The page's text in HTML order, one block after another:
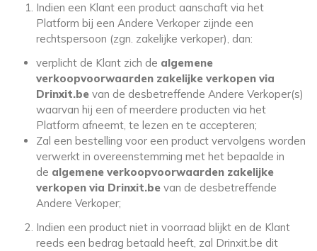
Indien een Klant een product aanschaft via het
Platform bij een Andere Verkoper zijnde een
rechtspersoon (zgn. zakelijke verkoper), dan:
verplicht de Klant zich de algemene
verkoopvoorwaarden zakelijke verkopen via
Drinxit.be van de desbetreffende Andere Verkoper(s)
waarvan hij een of meerdere producten via het
Platform afneemt, te lezen en te accepteren;
Zal een bestelling voor een product vervolgens worden
verwerkt in overeenstemming met het bepaalde in
de algemene verkoopvoorwaarden zakelijke
verkopen via Drinxit.be van de desbetreffende
Andere Verkoper;
Indien een product niet in voorraad blijkt en de Klant
reeds een bedrag betaald heeft, zal Drinxit.be dit